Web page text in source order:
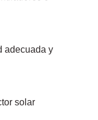
adecuada y
solar